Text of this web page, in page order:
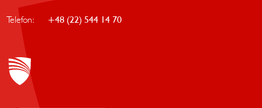
Telefon: +48 (22) 544 14 70